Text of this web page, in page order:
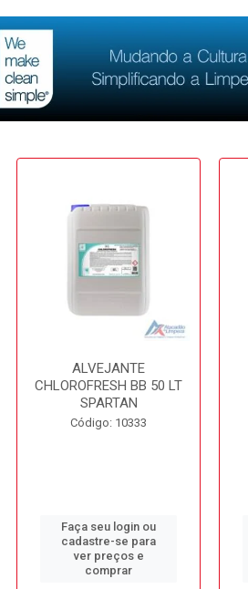
ALVEJANTE
CHLOROFRESH BB 50 LT
SPARTAN
Código: 10333
Faça seu login ou
cadastre-se para
ver preços e
comprar